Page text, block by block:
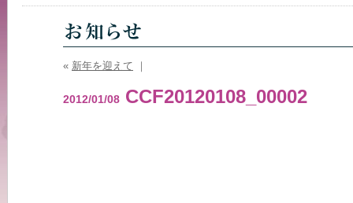
« 新年を迎えて
2012/01/08 CCF20120108_00002